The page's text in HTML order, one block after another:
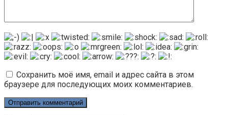
Сохранить моё имя, email и адрес сайта в этом
браузере для последующих моих комментариев.